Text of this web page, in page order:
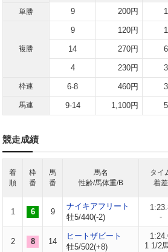
単勝 9 200円 1
複勝
9 120円 1
14 270円 6
4 230円 3
枠連 6-8 460円 3
馬連 9-14 1,100円 5
競走成績
着
順
枠
番
馬
番
馬名
性齢/馬体重/B
タイ
着差
1 6 9
ナイキアフリート
牡5/440(-2)
-
2 8 14
ヒートザビート
牡5/502(+8)
1 1/2